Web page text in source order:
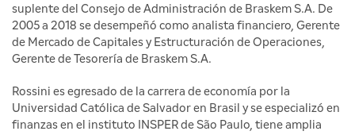
suplente del Consejo de Administración de Braskem S.A. De
2005 a 2018 se desempeñó como analista financiero, Gerente
de Mercado de Capitales y Estructuración de Operaciones,
Gerente de Tesorería de Braskem S.A.
Rossini es egresado de la carrera de economía por la
Universidad Católica de Salvador en Brasil y se especializó en
finanzas en el instituto INSPER de São Paulo, tiene amplia